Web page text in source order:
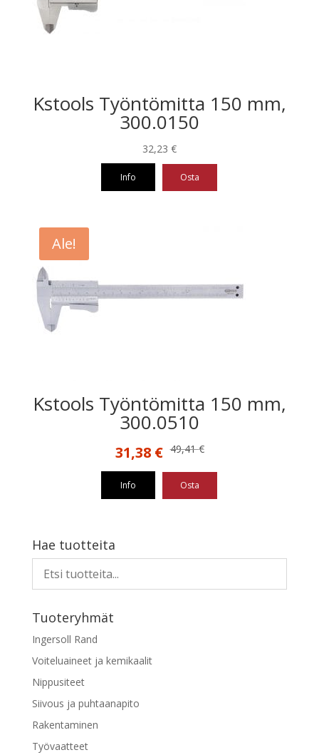
Kstools Työntömitta 150 mm,
300.0150
32,23 €
Info Osta
Ale!
Kstools Työntömitta 150 mm,
300.0510
49,41€
Alkuperäinen
49,41 €.
31,38 €Nykyinen
31,38 €.
Info Osta
Hae tuotteita
Tuoteryhmät
Ingersoll Rand
Voiteluaineet ja kemikaalit
Nippusiteet
Siivous ja puhtaanapito
Rakentaminen
Työvaatteet